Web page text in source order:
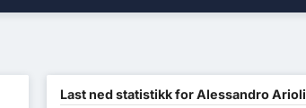
Last ned statistikk for Alessandro Arioli